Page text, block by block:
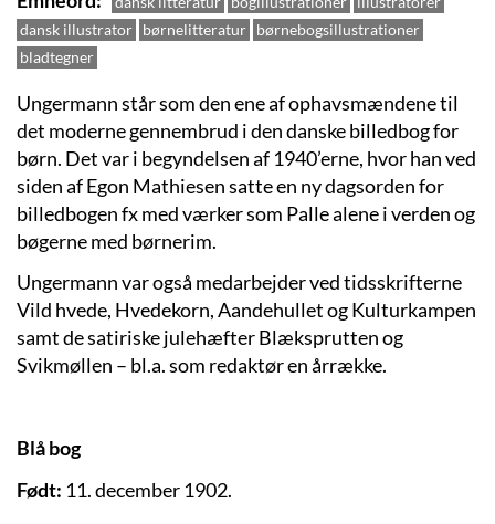
dansk illustrator børnelitteratur børnebogsillustrationer
bladtegner
Ungermann står som den ene af ophavsmændene til
det moderne gennembrud i den danske billedbog for
børn. Det var i begyndelsen af 1940’erne, hvor han ved
siden af Egon Mathiesen satte en ny dagsorden for
billedbogen fx med værker som Palle alene i verden og
bøgerne med børnerim.
Ungermann var også medarbejder ved tidsskrifterne
Vild hvede, Hvedekorn, Aandehullet og Kulturkampen
samt de satiriske julehæfter Blæksprutten og
Svikmøllen – bl.a. som redaktør en årrække.
Blå bog
Født: 11. december 1902.